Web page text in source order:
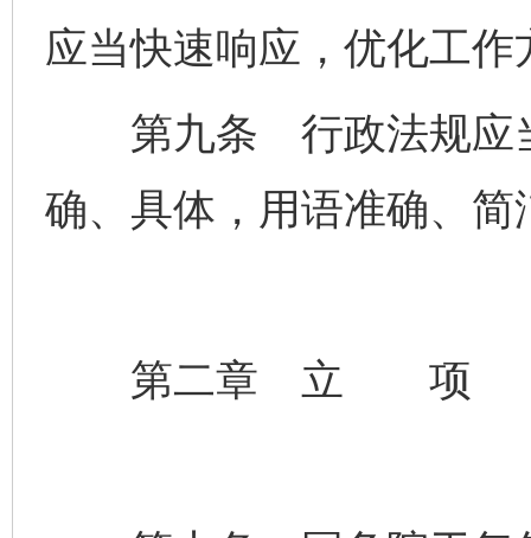
应当快速响应，优化工
第九条 行政法规应当
确、具体，用语准确、
第二章 立 项